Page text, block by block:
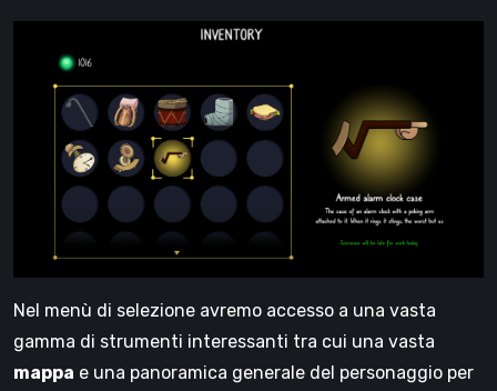
Nel menù di selezione avremo accesso a una vasta
gamma di strumenti interessanti tra cui una vasta
mappa e una panoramica generale del personaggio per